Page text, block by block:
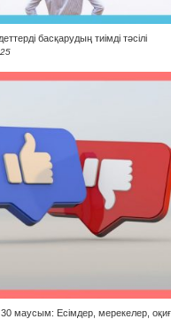
басқарудың тиімді тәсілі
30 маусым: Есімдер, мерекелер,